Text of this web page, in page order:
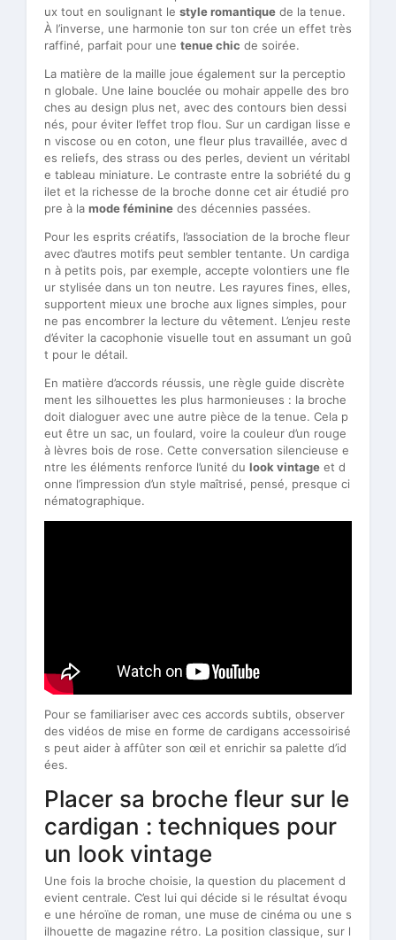
ux tout en soulignant le style romantique de la tenue.
À l’inverse, une harmonie ton sur ton crée un effet très
raffiné, parfait pour une tenue chic de soirée.
La matière de la maille joue également sur la perceptio
n globale. Une laine bouclée ou mohair appelle des bro
ches au design plus net, avec des contours bien dessi
nés, pour éviter l’effet trop flou. Sur un cardigan lisse e
n viscose ou en coton, une fleur plus travaillée, avec d
es reliefs, des strass ou des perles, devient un véritabl
e tableau miniature. Le contraste entre la sobriété du g
ilet et la richesse de la broche donne cet air étudié pro
pre à la mode féminine des décennies passées.
Pour les esprits créatifs, l’association de la broche fleur
avec d’autres motifs peut sembler tentante. Un cardiga
n à petits pois, par exemple, accepte volontiers une fle
ur stylisée dans un ton neutre. Les rayures fines, elles,
supportent mieux une broche aux lignes simples, pour
ne pas encombrer la lecture du vêtement. L’enjeu reste
d’éviter la cacophonie visuelle tout en assumant un goû
t pour le détail.
En matière d’accords réussis, une règle guide discrète
ment les silhouettes les plus harmonieuses : la broche
doit dialoguer avec une autre pièce de la tenue. Cela p
eut être un sac, un foulard, voire la couleur d’un rouge
à lèvres bois de rose. Cette conversation silencieuse e
ntre les éléments renforce l’unité du look vintage et d
onne l’impression d’un style maîtrisé, pensé, presque ci
nématographique.
Pour se familiariser avec ces accords subtils, observer
des vidéos de mise en forme de cardigans accessoirisé
s peut aider à affûter son œil et enrichir sa palette d’id
ées.
Placer sa broche fleur sur le
cardigan : techniques pour
un look vintage
Une fois la broche choisie, la question du placement d
evient centrale. C’est lui qui décide si le résultat évoqu
e une héroïne de roman, une muse de cinéma ou une s
ilhouette de magazine rétro. La position classique, sur l